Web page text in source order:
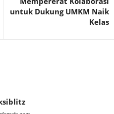
untuk Dukung UMKM Naik
Kelas